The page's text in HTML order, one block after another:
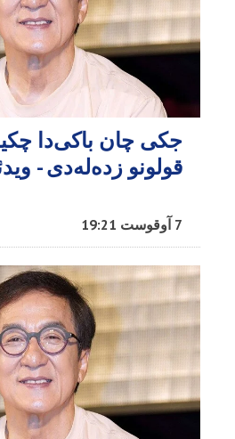
جکی چان باکی‌دا
قولونو زده‌له‌دی -
7 آوقوست 19:21